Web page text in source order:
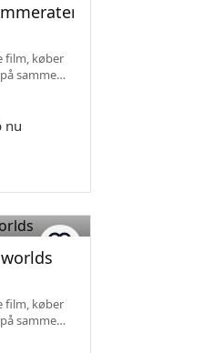
film, køber
samme
nu
film, køber
samme